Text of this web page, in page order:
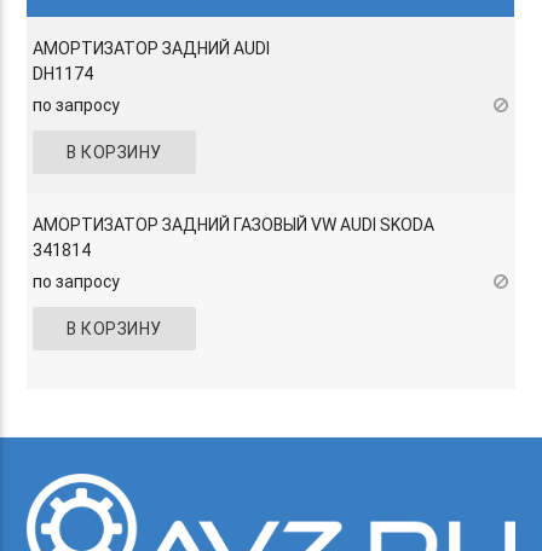
АМОРТИЗАТОР ЗАДНИЙ AUDI
DH1174
по запросу
В КОРЗИНУ
АМОРТИЗАТОР ЗАДНИЙ ГАЗОВЫЙ VW AUDI SKODA
341814
по запросу
В КОРЗИНУ